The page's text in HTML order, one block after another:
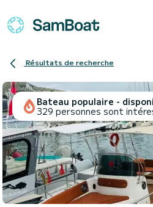
Résultats de recherche
Bateau populaire -
329 personnes sont